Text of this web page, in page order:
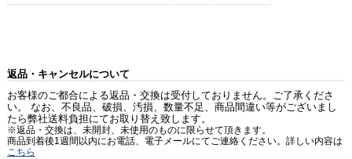
返品・キャンセルについて
お客様のご都合による返品・交換は受付しておりません。ご了承くださ
い。 なお、不良品、破損、汚損、数量不足、商品間違い等がございまし
たら弊社送料負担にてお取り替え致します。
※返品・交換は、未開封、未使用のものに限らせて頂きます。
商品到着後1週間以内にお電話、電子メールにてご連絡ください。詳しい内容は
こちら